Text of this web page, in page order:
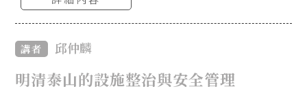
講者 邱仲麟
明清泰山的設施整治與安全管理